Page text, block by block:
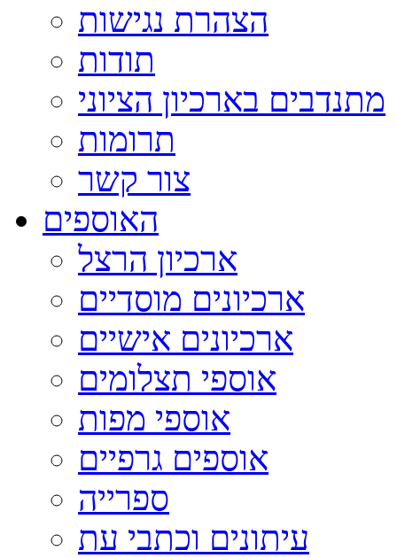
הצהרת נגישות
תודות
מתנדבים בארכיון הציוני
תרומות
צור קשר
האוספים
ארכיון הרצל
ארכיונים מוסדיים
ארכיונים אישיים
אוספי תצלומים
אוספי מפות
אוספים גרפיים
ספרייה
עיתונים וכתבי עת